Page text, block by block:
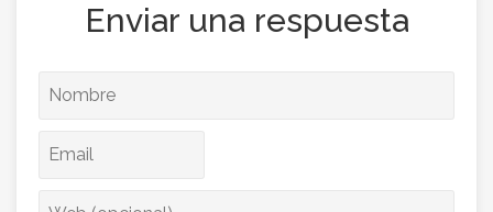
Enviar una respuesta